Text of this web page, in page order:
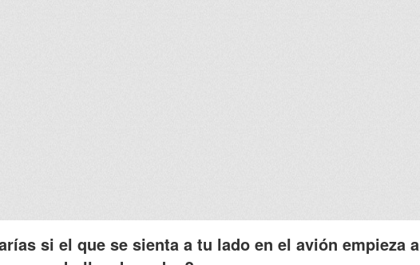
si el que se sienta a tu lado en el avión empieza a